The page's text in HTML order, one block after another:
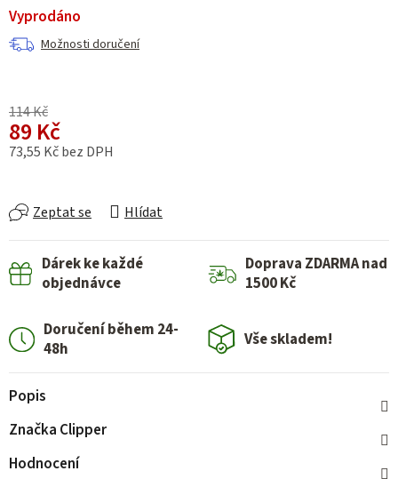
Vyprodáno
Možnosti doručení
114 Kč
89 Kč
73,55 Kč bez DPH
Zeptat se Hlídat
Dárek ke každé
objednávce
Doprava ZDARMA nad
1500 Kč
Doručení během 24-
48h
Vše skladem!
Popis
Značka Clipper
Hodnocení